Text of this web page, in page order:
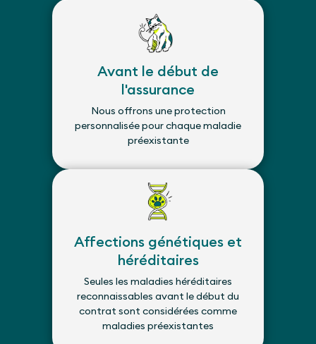
Avant le début de
l'assurance
Nous offrons une protection
personnalisée pour chaque maladie
préexistante
Affections génétiques et
héréditaires
Seules les maladies héréditaires
reconnaissables avant le début du
contrat sont considérées comme
maladies préexistantes